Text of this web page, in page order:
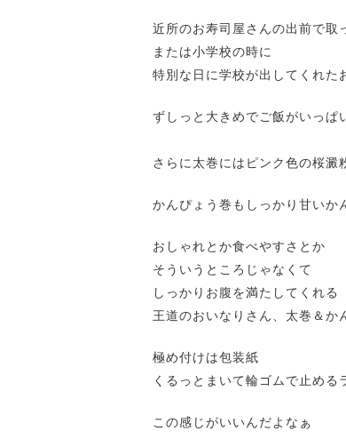
近所のお寿司屋さんの出前で取
または小学校の時に
特別な日に学校が出してくれた
ずしっと大きめでご飯がいっぱ
さらに太巻にはピンク色の桜澱
かんぴょう巻もしっかり甘いか
おしゃれとか食べやすさとか
そういうところじゃなくて
しっかりお腹を満たしてくれる
王道のおいなりさん、太巻＆か
極め付けは包装紙
くるっとまいて輪ゴムで止める
この感じがいいんだよなぁ